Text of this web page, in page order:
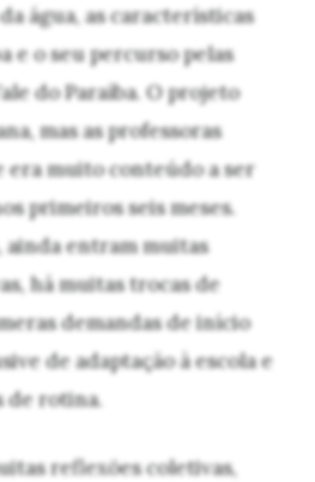
água, as características
e o seu percurso pelas
do Paraíba. O projeto
mas as professoras
era muito conteúdo a ser
primeiros seis meses.
ainda entram muitas
há muitas trocas de
demandas de início
de adaptação à escola e
de rotina.
reflexões coletivas,